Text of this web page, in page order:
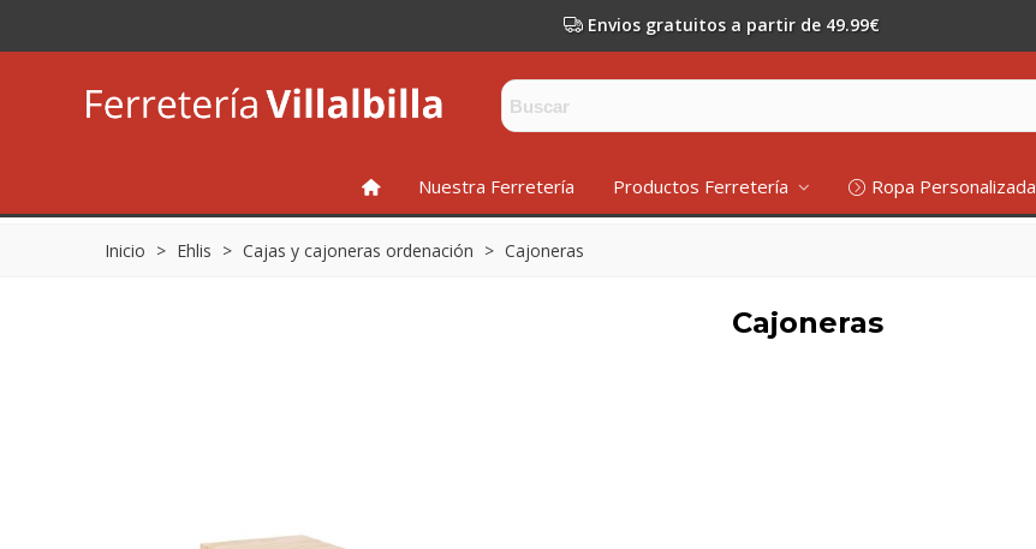
Envios gratuitos a partir de 49.99€
INICIONuestra Ferretería Productos Ferretería Ropa Personalizada
Inicio > Ehlis > Cajas y cajoneras ordenación > Cajoneras
Cajoneras